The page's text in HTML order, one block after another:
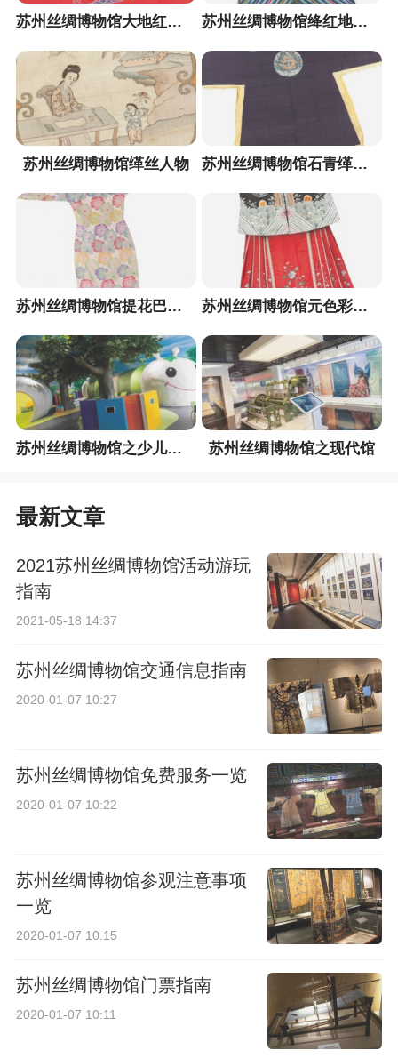
苏州丝绸博物馆大地红五彩大蟒缎 苏州丝绸博物馆绛红地彩云金龙妆花绸蟒袍
苏州丝绸博物馆缂丝人物 苏州丝绸博物馆石青缂五彩四团云龙衮织成
苏州丝绸博物馆提花巴黎缎旗袍 苏州丝绸博物馆元色彩绣团鹤对襟女礼服
苏州丝绸博物馆之少儿科普馆 苏州丝绸博物馆之现代馆
最新文章
2021苏州丝绸博物馆活动游玩
指南
2021-05-18 14:37
苏州丝绸博物馆交通信息指南
2020-01-07 10:27
苏州丝绸博物馆免费服务一览
2020-01-07 10:22
苏州丝绸博物馆参观注意事项
一览
2020-01-07 10:15
苏州丝绸博物馆门票指南
2020-01-07 10:11